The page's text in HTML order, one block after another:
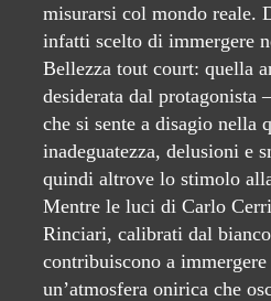
misurarsi col mondo reale.
infatti scelto di immergere
Bellezza tout court: quella
desiderata dal protagonista
che si sente a disagio nella
inadeguatezza, delusioni e
quindi altrove lo stimolo
Mentre le luci di Carlo
Rinciari, calibrati dal
contribuiscono a
un’atmosfera onirica che